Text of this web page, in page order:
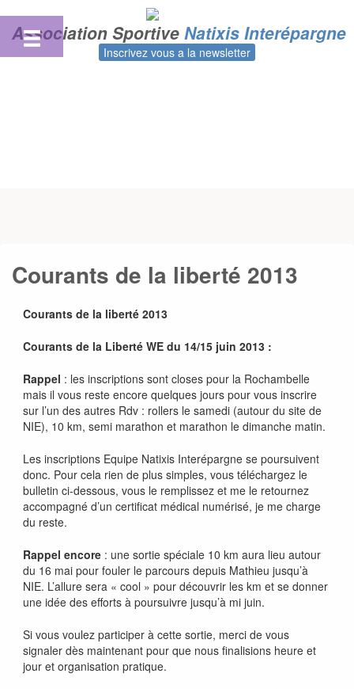
content
Association Sportive Natixis Interépargne
Inscrivez vous a la newsletter
Courants de la liberté 2013
Courants de la liberté 2013
Courants de la Liberté WE du 14/15 juin 2013 :
Rappel : les inscriptions sont closes pour la Rochambelle
mais il vous reste encore quelques jours pour vous inscrire
sur l’un des autres Rdv : rollers le samedi (autour du site de
NIE), 10 km, semi marathon et marathon le dimanche matin.
Les inscriptions Equipe Natixis Interépargne se poursuivent
donc. Pour cela rien de plus simples, vous téléchargez le
bulletin ci-dessous, vous le remplissez et me le retournez
accompagné d’un certificat médical numérisé, je me charge
du reste.
Rappel encore : une sortie spéciale 10 km aura lieu autour
du 16 mai pour fouler le parcours depuis Mathieu jusqu’à
NIE. L’allure sera « cool » pour découvrir les km et se donner
une idée des efforts à poursuivre jusqu’à mi juin.
Si vous voulez participer à cette sortie, merci de vous
signaler dès maintenant pour que nous finalisions heure et
jour et organisation pratique.